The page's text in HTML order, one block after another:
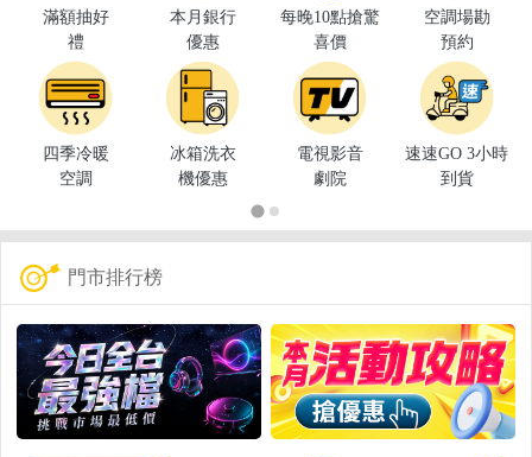
滿額抽好
禮
本月銀行
優惠
每晚10點搶驚
喜價
空調場勘
預約
四季冷暖
空調
冰箱洗衣
機優惠
電視影音
劇院
速速GO 3小時
到貨
門市排行榜